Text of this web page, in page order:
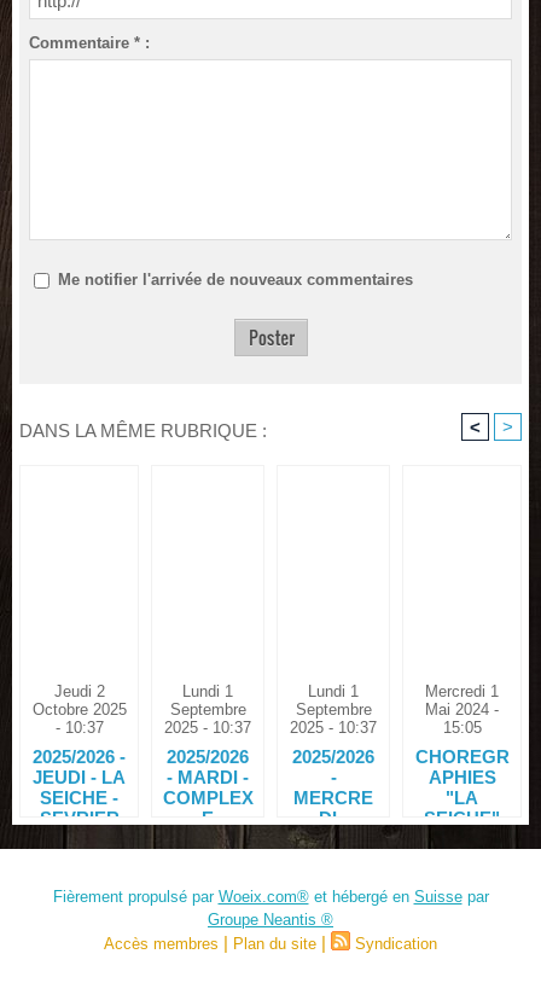
Commentaire * :
Me notifier l'arrivée de nouveaux commentaires
DANS LA MÊME RUBRIQUE : < >
Jeudi 2
Octobre 2025
- 10:37
2025/2026 -
JEUDI - LA
SEICHE -
SEVRIER
Lundi 1
Septembre
2025 - 10:37
2025/2026
- MARDI -
COMPLEX
E
DASSAUL
Lundi 1
Septembre
2025 - 10:37
2025/2026
-
MERCRE
DI -
COMPLEX
T
Mercredi 1
Mai 2024 -
15:05
CHOREGR
APHIES
"LA
SEICHE"
SEPTEMB
Fièrement propulsé par Woeix.com®et hébergé en Suissepar
Groupe Neantis ®
Accès membres | Plan du site | Syndication